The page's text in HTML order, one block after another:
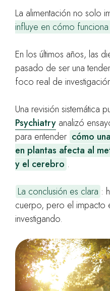
La alimentación no solo
influye en cómo
En los últimos años, las
pasado de ser una
foco real de
Una revisión sistemática
Psychiatry analizó
para entender cómo
en plantas afecta al
y el cerebro .
La conclusión es clara :
cuerpo, pero el impacto
investigando.